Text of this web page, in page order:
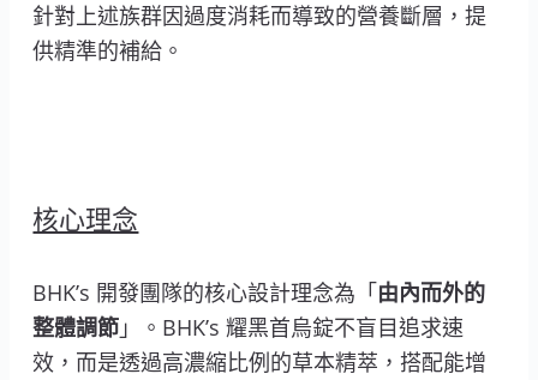
針對上述族群因過度消耗而導致的營養斷層，提
供精準的補給。
核心理念
BHK’s 開發團隊的核心設計理念為「由內而外的
整體調節 」。BHK’s 耀黑首烏錠不盲目追求速
效，而是透過高濃縮比例的草本精萃，搭配能增